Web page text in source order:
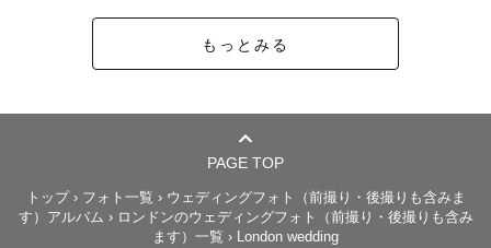
もっとみる
PAGE TOP
トップ› フォト一覧 › ウェディングフォト（前撮り・後撮りも含みま
す）アルバム › ロンドンのウェディングフォト（前撮り・後撮りも含み
ます）一覧 › London wedding